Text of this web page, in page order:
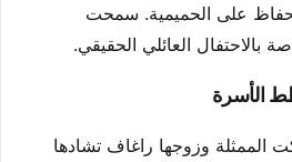
على الحميمية. سمحت
بالاحتفال العائلي الحقيقي.
الأسرة
2025، شاركت الممثلة وزوجها راغاف تشادها